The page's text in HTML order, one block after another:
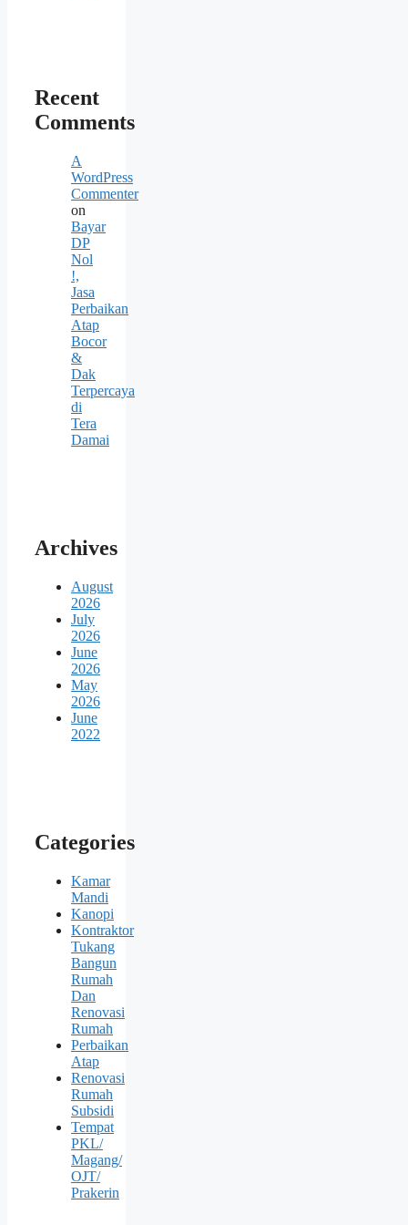
Recent
Comments
A
WordPress
Commenter
on
Bayar
DP
Nol
!,
Jasa
Perbaikan
Atap
Bocor
&
Dak
Terpercaya
di
Tera
Damai
Archives
August
2026
July
2026
June
2026
May
2026
June
2022
Categories
Kamar
Mandi
Kanopi
Kontraktor
Tukang
Bangun
Rumah
Dan
Renovasi
Rumah
Perbaikan
Atap
Renovasi
Rumah
Subsidi
Tempat
PKL/
Magang/
OJT/
Prakerin